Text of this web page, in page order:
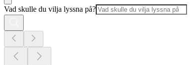
Vad skulle du vilja lyssna på?